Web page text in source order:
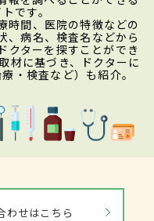
です。
時間、医院の特徴などの
、病名、検査名などから
クターを探すことができ
材に基づき、ドクターに
・検査など）も紹介。
わせはこちら